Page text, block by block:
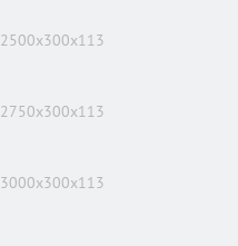
2500x300x113
2750x300x113
3000x300x113